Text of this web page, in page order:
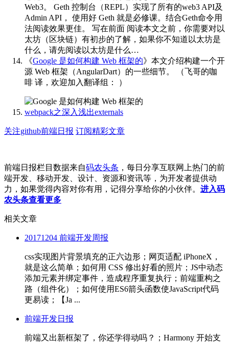
Web3。 Geth 控制台（REPL）实现了所有的web3 API及
Admin API， 使用好 Geth 就是必修课。结合Geth命令用
法阅读效果更佳。 写在前面 阅读本文之前，你需要对以
太坊（区块链）有初步的了解，如果你不知道以太坊是
什么，请先阅读以太坊是什么…
《Google 是如何构建 Web 框架的》本文介绍构建一个开
源 Web 框架（AngularDart）的一些细节。
（飞哥的咖
啡 译，欢迎加入翻译组：
） ​​​
webpack之深入浅出externals
关注github前端日报 订阅精彩文章
前端日报栏目数据来自码农头条 ，每日分享互联网上热门的前
端开发、移动开发、设计、资源和资讯等，为开发者提供动
力，如果觉得内容对你有用，记得分享给你的小伙伴。 进入码
农头条查看更多
相关文章
20171204 前端开发周报
css实现图片背景填充的正六边形；网页适配 iPhoneX，
就是这么简单；如何用 CSS 修出好看的照片；JS中动态
添加元素并绑定事件，造成程序重复执行；前端重构之
路（组件化）；如何使用ES6箭头函数使JavaScript代码
更易读；【Ja ...
前端开发日报
前端又出新框架了，你还学得动吗？；Harmony 开始支